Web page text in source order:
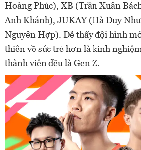
Hoàng Phúc), XB (Trần Xuân
Anh Khánh), JUKAY (Hà Duy
Nguyên Hợp). Dễ thấy đội hình
thiên về sức trẻ hơn là kinh
thành viên đều là Gen Z.